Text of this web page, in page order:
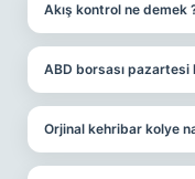
Akış kontrol ne demek
ABD borsası pazartesi
Orjinal kehribar kolye